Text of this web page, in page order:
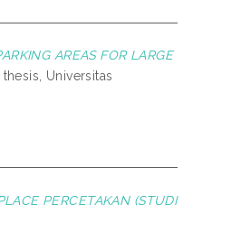
AREAS FOR LARGE
Universitas
PERCETAKAN (STUDI